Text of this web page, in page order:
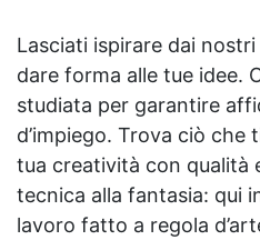
Lasciati ispirare dai
dare forma alle tue idee.
studiata per garantire
d’impiego. Trova ciò che
tua creatività con qualità
tecnica alla fantasia: qui
lavoro fatto a regola